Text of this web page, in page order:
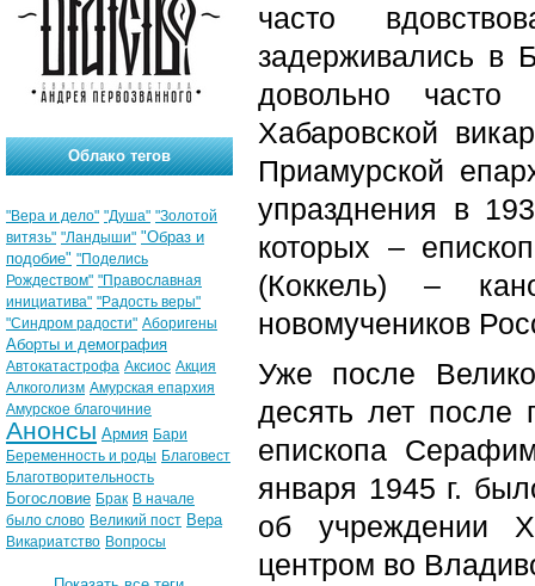
часто
задерживались в
довольно часто
Хабаровской
Приамурской
упразднения в
которых –
(Коккель) –
новомучеников
Уже после
десять лет после
епископа
января 1945 г.
об учреждении
центром во
Облако тегов
"Вера и дело" "Душа" "Золотой
витязь" "Ландыши" "Образ и
подобие" "Поделись
Рождеством" "Православная
инициатива" "Радость веры"
"Синдром радости" Аборигены
Аборты и демография
Автокатастрофа Аксиос Акция
Алкоголизм Амурская епархия
Амурское благочиние
Анонсы Армия Бари
Беременность и роды Благовест
Благотворительность
Богословие Брак В начале
было слово Великий пост Вера
Викариатство Вопросы